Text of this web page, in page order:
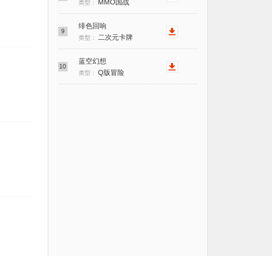
类型： MMO国战
9
绯色回响
类型： 二次元卡牌
10
蓝空幻想
类型： Q版冒险